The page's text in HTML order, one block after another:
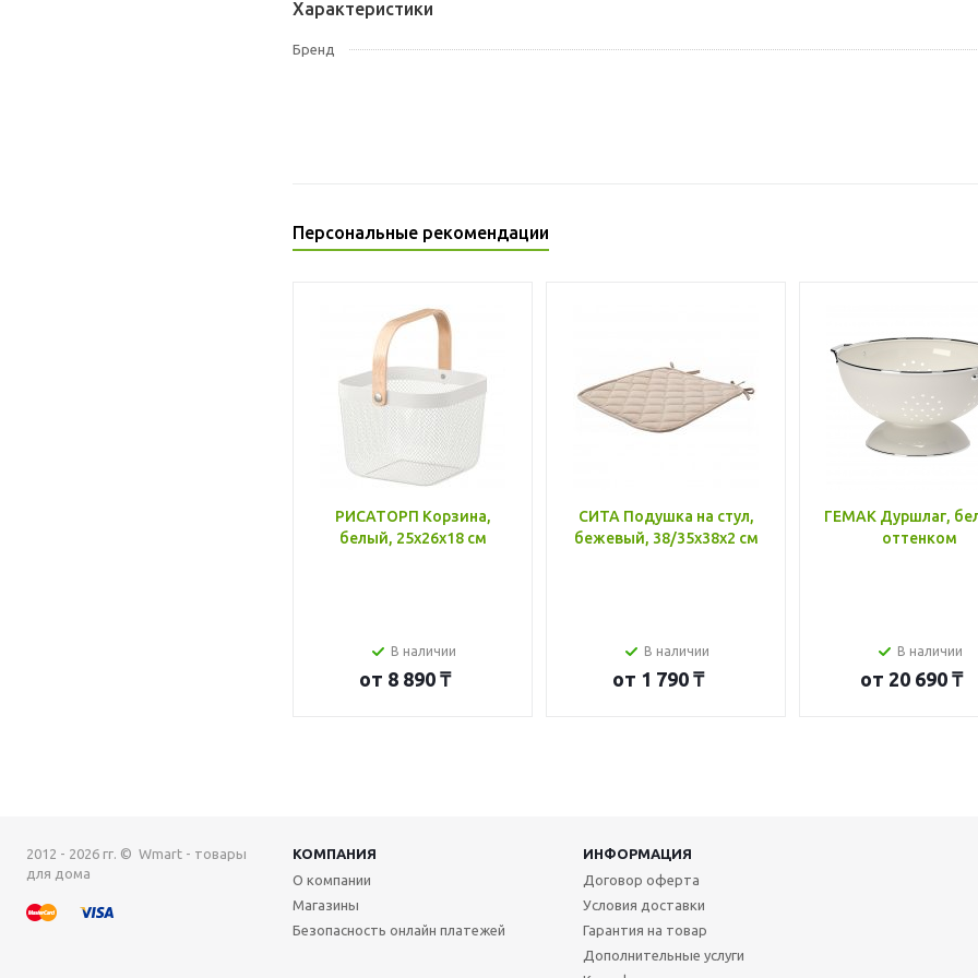
Характеристики
Бренд
Персональные рекомендации
РИСАТОРП Корзина,
белый, 25x26x18 см
В наличии
от 8 890 ₸
СИТА Подушка на стул,
бежевый, 38/35x38x2 см
В наличии
от 1 790 ₸
ГЕМАК Дуршлаг,
оттенком
В наличии
от 20 690 ₸
2012 - 2026 гг. © Wmart - товары
для дома
КОМПАНИЯ
ИНФОРМАЦИЯ
О компании
Магазины
Безопасность онлайн платежей
Договор оферта
Условия доставки
Гарантия на товар
Дополнительные услуги